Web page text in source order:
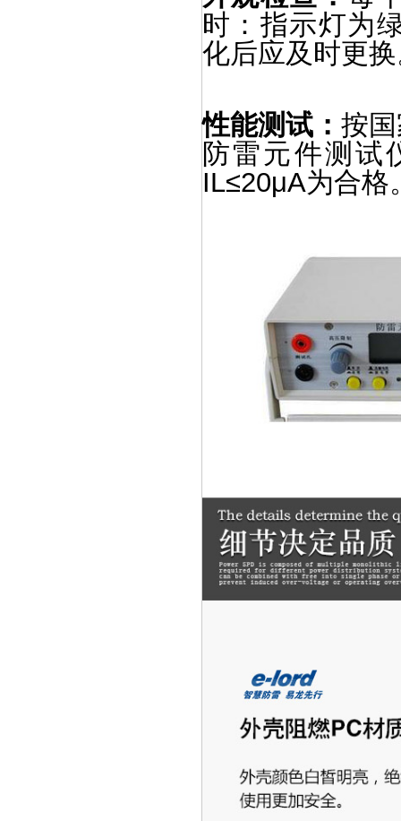
时：指示灯为
化后应及时更
性能测试： 按
防雷元件测试
IL≤20μA为合格